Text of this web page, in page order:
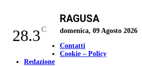
28.3C
RAGUSA
domenica, 09 Agosto 2026
Contatti
Cookie – Policy
Redazione